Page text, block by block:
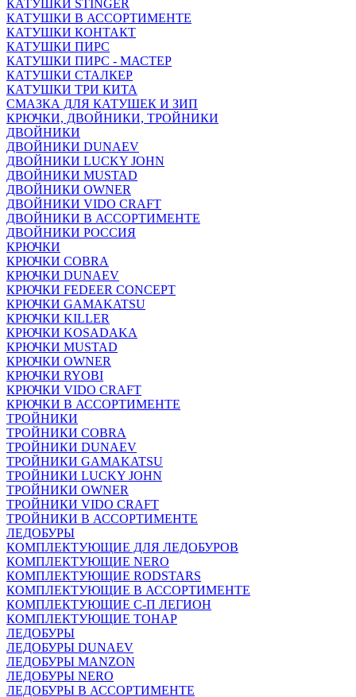
КАТУШКИ STINGER
КАТУШКИ В АССОРТИМЕНТЕ
КАТУШКИ КОНТАКТ
КАТУШКИ ПИРС
КАТУШКИ ПИРС - МАСТЕР
КАТУШКИ СТАЛКЕР
КАТУШКИ ТРИ КИТА
СМАЗКА ДЛЯ КАТУШЕК И ЗИП
КРЮЧКИ, ДВОЙНИКИ, ТРОЙНИКИ
ДВОЙНИКИ
ДВОЙНИКИ DUNAEV
ДВОЙНИКИ LUCKY JOHN
ДВОЙНИКИ MUSTAD
ДВОЙНИКИ OWNER
ДВОЙНИКИ VIDO CRAFT
ДВОЙНИКИ В АССОРТИМЕНТЕ
ДВОЙНИКИ РОССИЯ
КРЮЧКИ
КРЮЧКИ COBRA
КРЮЧКИ DUNAEV
КРЮЧКИ FEDEER CONCEPT
КРЮЧКИ GAMAKATSU
КРЮЧКИ KILLER
КРЮЧКИ KOSADAKA
КРЮЧКИ MUSTAD
КРЮЧКИ OWNER
КРЮЧКИ RYOBI
КРЮЧКИ VIDO CRAFT
КРЮЧКИ В АССОРТИМЕНТЕ
ТРОЙНИКИ
ТРОЙНИКИ COBRA
ТРОЙНИКИ DUNAEV
ТРОЙНИКИ GAMAKATSU
ТРОЙНИКИ LUCKY JOHN
ТРОЙНИКИ OWNER
ТРОЙНИКИ VIDO CRAFT
ТРОЙНИКИ В АССОРТИМЕНТЕ
ЛЕДОБУРЫ
КОМПЛЕКТУЮЩИЕ ДЛЯ ЛЕДОБУРОВ
КОМПЛЕКТУЮЩИЕ NERO
КОМПЛЕКТУЮЩИЕ RODSTARS
КОМПЛЕКТУЮЩИЕ В АССОРТИМЕНТЕ
КОМПЛЕКТУЮЩИЕ С-П ЛЕГИОН
КОМПЛЕКТУЮЩИЕ ТОНАР
ЛЕДОБУРЫ
ЛЕДОБУРЫ DUNAEV
ЛЕДОБУРЫ MANZON
ЛЕДОБУРЫ NERO
ЛЕДОБУРЫ В АССОРТИМЕНТЕ